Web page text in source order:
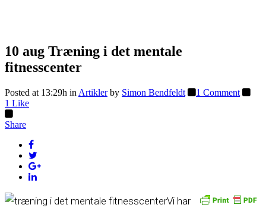
10 aug Træning i det mentale
fitnesscenter
Posted at 13:29h in Artikler by Simon Bendfeldt
1 Comment
1 Like
Share
Vi har